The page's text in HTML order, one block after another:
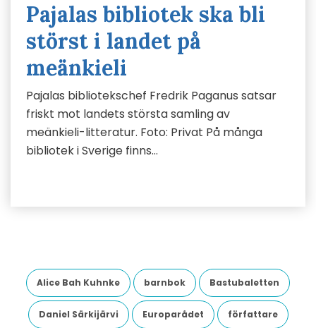
Pajalas bibliotek ska bli
störst i landet på
meänkieli
Pajalas bibliotekschef Fredrik Paganus satsar
friskt mot landets största samling av
meänkieli-litteratur. Foto: Privat På många
bibliotek i Sverige finns…
Alice Bah Kuhnke barnbok Bastubaletten
Daniel Särkijärvi Europarådet författare